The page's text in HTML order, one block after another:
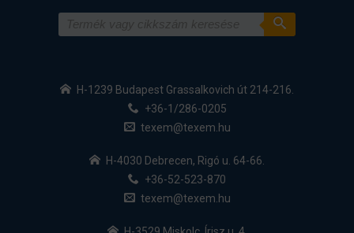
H-1239 Budapest Grassalkovich út 214-216.
+36-1/286-0205
texem@texem.hu
H-4030 Debrecen, Rigó u. 64-66.
+36-52-523-870
texem@texem.hu